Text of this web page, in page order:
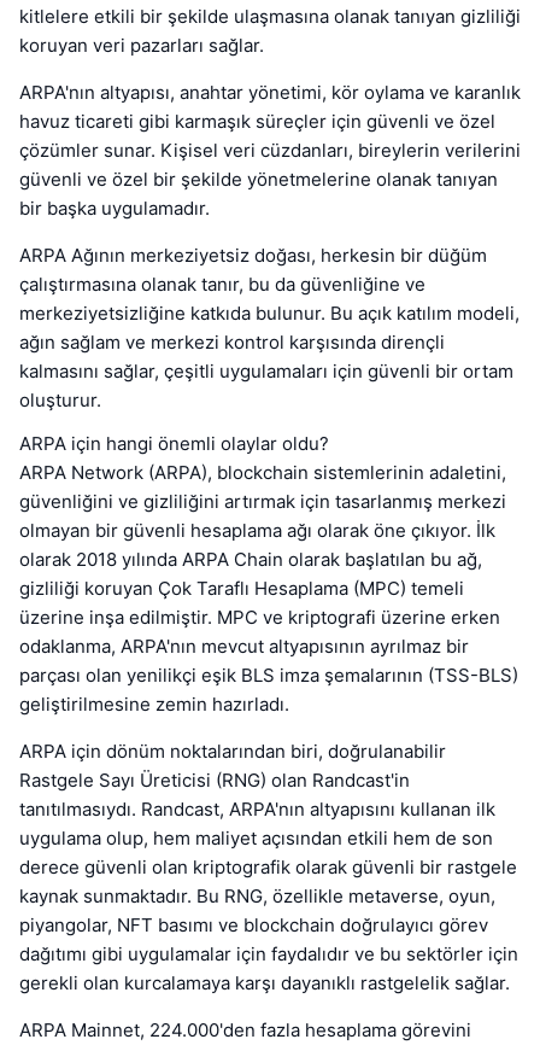
kitlelere etkili bir şekilde ulaşmasına olanak tanıyan gizliliği
koruyan veri pazarları sağlar.
ARPA'nın altyapısı, anahtar yönetimi, kör oylama ve karanlık
havuz ticareti gibi karmaşık süreçler için güvenli ve özel
çözümler sunar. Kişisel veri cüzdanları, bireylerin verilerini
güvenli ve özel bir şekilde yönetmelerine olanak tanıyan
bir başka uygulamadır.
ARPA Ağının merkeziyetsiz doğası, herkesin bir düğüm
çalıştırmasına olanak tanır, bu da güvenliğine ve
merkeziyetsizliğine katkıda bulunur. Bu açık katılım modeli,
ağın sağlam ve merkezi kontrol karşısında dirençli
kalmasını sağlar, çeşitli uygulamaları için güvenli bir ortam
oluşturur.
ARPA için hangi önemli olaylar oldu?
ARPA Network (ARPA), blockchain sistemlerinin adaletini,
güvenliğini ve gizliliğini artırmak için tasarlanmış merkezi
olmayan bir güvenli hesaplama ağı olarak öne çıkıyor. İlk
olarak 2018 yılında ARPA Chain olarak başlatılan bu ağ,
gizliliği koruyan Çok Taraflı Hesaplama (MPC) temeli
üzerine inşa edilmiştir. MPC ve kriptografi üzerine erken
odaklanma, ARPA'nın mevcut altyapısının ayrılmaz bir
parçası olan yenilikçi eşik BLS imza şemalarının (TSS-BLS)
geliştirilmesine zemin hazırladı.
ARPA için dönüm noktalarından biri, doğrulanabilir
Rastgele Sayı Üreticisi (RNG) olan Randcast'in
tanıtılmasıydı. Randcast, ARPA'nın altyapısını kullanan ilk
uygulama olup, hem maliyet açısından etkili hem de son
derece güvenli olan kriptografik olarak güvenli bir rastgele
kaynak sunmaktadır. Bu RNG, özellikle metaverse, oyun,
piyangolar, NFT basımı ve blockchain doğrulayıcı görev
dağıtımı gibi uygulamalar için faydalıdır ve bu sektörler için
gerekli olan kurcalamaya karşı dayanıklı rastgelelik sağlar.
ARPA Mainnet, 224.000'den fazla hesaplama görevini